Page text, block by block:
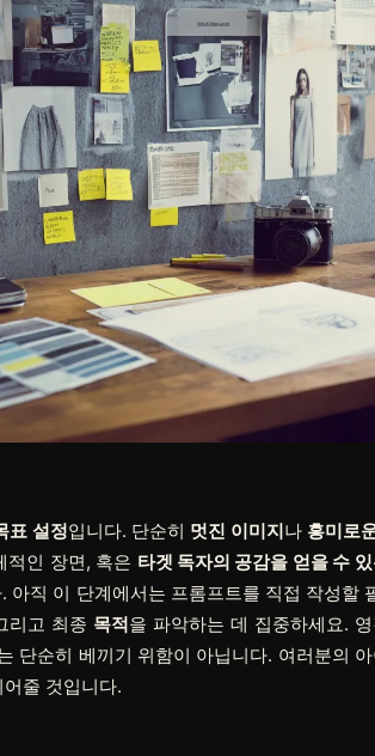
표 설정입니다. 단순히 멋진 이미지나 흥미로
적인 장면, 혹은 타겟 독자의 공감을 얻을 수
직 이 단계에서는 프롬프트를 직접 작성할
리고 최종 목적을 파악하는 데 집중하세요.
단순히 베끼기 위함이 아닙니다. 여러분의
줄 것입니다.